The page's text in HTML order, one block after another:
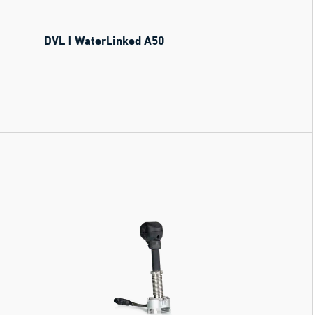
DVL | WaterLinked A50